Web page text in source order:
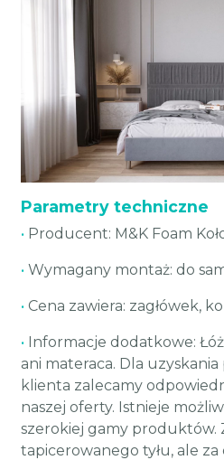
Parametry techniczne
• Producent: M&K Foam
• Wymagany montaż: do
• Cena zawiera: zagłówek,
• Informacje dodatkowe:
ani materaca. Dla
klienta zalecamy
naszej oferty. Istnieje
szerokiej gamy produktów.
tapicerowanego tyłu, ale za